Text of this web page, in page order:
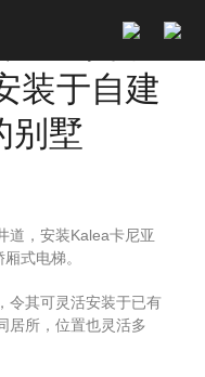
尾案例 ·
装于自建
别墅
道，安装Kalea卡尼亚
式电梯。
令其可灵活安装于已有
居所，位置也灵活多